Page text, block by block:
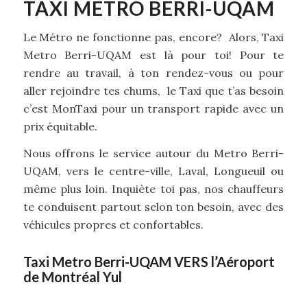
TAXI METRO BERRI-UQAM
Le Métro ne fonctionne pas, encore? Alors, Taxi
Metro Berri-UQAM est là pour toi! Pour te
rendre au travail, à ton rendez-vous ou pour
aller rejoindre tes chums, le Taxi que t’as besoin
c’est MonTaxi pour un transport rapide avec un
prix équitable.
Nous offrons le service autour du Metro Berri-
UQAM, vers le centre-ville, Laval, Longueuil ou
même plus loin. Inquiète toi pas, nos chauffeurs
te conduisent partout selon ton besoin, avec des
véhicules propres et confortables.
Taxi Metro Berri-UQAM VERS l’Aéroport
de Montréal Yul